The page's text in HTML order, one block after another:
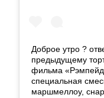
Доброе утро ?
предыдущему
фильма
специальная
маршмеллоу,